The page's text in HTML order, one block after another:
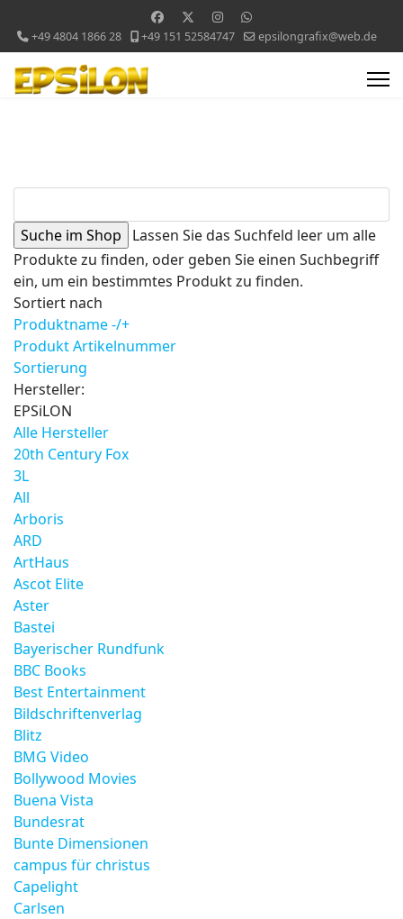
+49 4804 1866 28 +49 151 52584747 epsilongrafix@web.de
Lassen Sie das Suchfeld leer um alle
Produkte zu finden, oder geben Sie einen Suchbegriff
ein, um ein bestimmtes Produkt zu finden.
Sortiert nach
Produktname -/+
Produkt Artikelnummer
Sortierung
Hersteller:
EPSiLON
Alle Hersteller
20th Century Fox
3L
All
Arboris
ARD
ArtHaus
Ascot Elite
Aster
Bastei
Bayerischer Rundfunk
BBC Books
Best Entertainment
Bildschriftenverlag
Blitz
BMG Video
Bollywood Movies
Buena Vista
Bundesrat
Bunte Dimensionen
campus für christus
Capelight
Carlsen